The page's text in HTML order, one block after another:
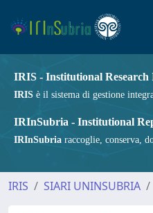
IRIS - Institutional Research
IRIS è il sistema di gestione
IRInSubria - Institutional
IRInSubria raccoglie, conserva,
IRIS SIARI UNINSUBRIA